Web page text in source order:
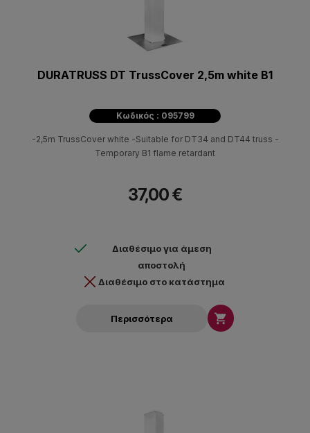
DURATRUSS DT TrussCover 2,5m white B1
Κωδικός : 095799
-2,5m TrussCover white -Suitable for DT34 and DT44 truss -
Temporary B1 flame retardant
37,00 €
Διαθέσιμο για άμεση
αποστολή
Διαθέσιμο στο κατάστημα
Περισσότερα 